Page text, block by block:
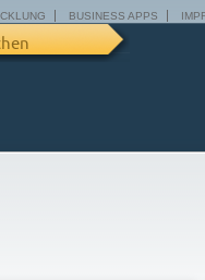
BUSINESS APPS